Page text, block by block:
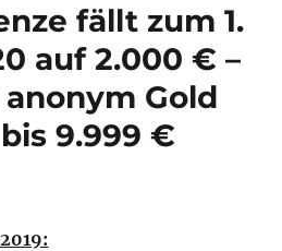
2020
und
Silber
einkaufen
fällt zum 1.
auf 2.000 € –
Gold
9.999 €